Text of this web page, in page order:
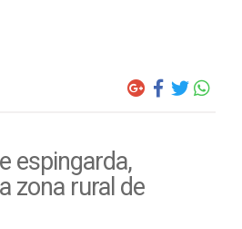
espingarda,
zona rural de